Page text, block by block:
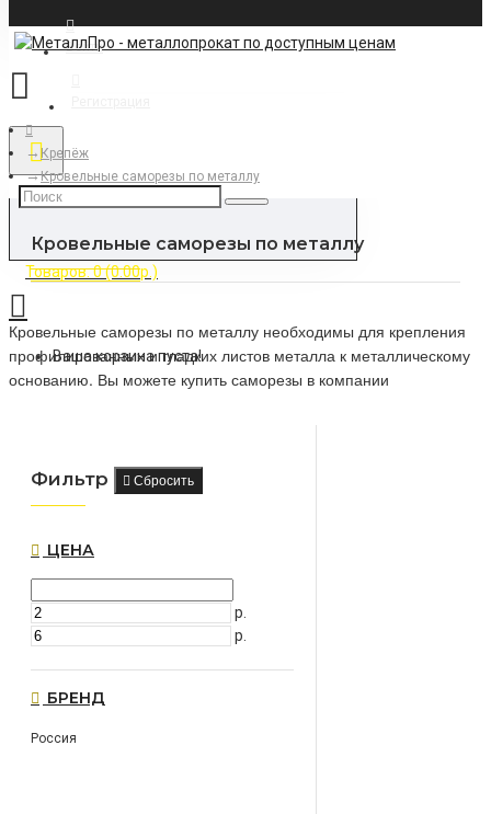
Войти
Товаров: 0 (0.00р.)
Ваша корзина пуста!
Крепёж
Кровельные саморезы по металлу
Кровельные саморезы по металлу
Кровельные саморезы по металлу необходимы для крепления
профилированных и гладких листов металла к металлическому
основанию. Вы можете купить саморезы в компании
Фильтр Сбросить
ЦЕНА
р.
р.
БРЕНД
Россия